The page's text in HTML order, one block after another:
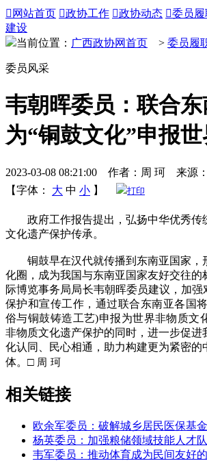
 网站首页 政协工作 政协动态 委员履
建设
当前位置： 广西政协网首页 > 委员履
委员风采
韦朝晖委员：联合东
为“铜鼓文化”申报
2023-03-08 08:21:00 作者：周 珂 来源
【字体：
大 中 小 】 打印
政府工作报告提出，弘扬中华优秀传
文化遗产保护传承。
铜鼓早在汉代就传播到东南亚国家，
化圈，成为我国与东南亚国家友好交往的
际博览事务局局长韦朝晖委员建议，加强
保护和宣传工作，通过联合东南亚各国
俗与铜鼓铸造工艺)申报为世界非物质文
非物质文化遗产保护的同时，进一步促进
化认同、民心相通，助力构建更为紧密
体。□ 周 珂
相关链接
欧余军委员：破解城乡居民医保基
杨英委员：加强粮储领域技能人才
韦军委员：推动体育成为民间友好